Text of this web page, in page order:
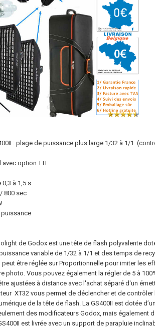
: plage de puissance plus large 1/32 à 1/1
avec option TTL
à 1,5 s
800 sec
puissance
de Godox est une tête de flash polyvalente
variable de 1/32 à 1/1 et des temps de
être réglée sur Proportionnelle pour imiter les
photo. Vous pouvez également la régler de 5 à
ajustées à distance avec l'achat séparé d'un
XT32 vous permet de déclencher et de
de la tête de flash. La GS400II est dotée
des modificateurs Godox, mais
est livrée avec un support de parapluie